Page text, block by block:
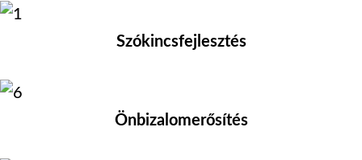
Szókincsfejlesztés
Önbizalomerősítés